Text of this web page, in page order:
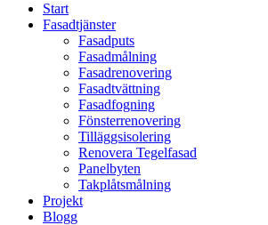
Start
Fasadtjänster
Fasadputs
Fasadmålning
Fasadrenovering
Fasadtvättning
Fasadfogning
Fönsterrenovering
Tilläggsisolering
Renovera Tegelfasad
Panelbyten
Takplåtsmålning
Projekt
Blogg